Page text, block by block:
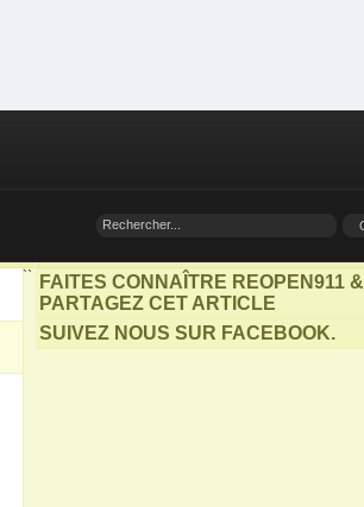
``
FAITES CONNAÎTRE REOPEN911 &
PARTAGEZ CET ARTICLE
SUIVEZ NOUS SUR FACEBOOK.